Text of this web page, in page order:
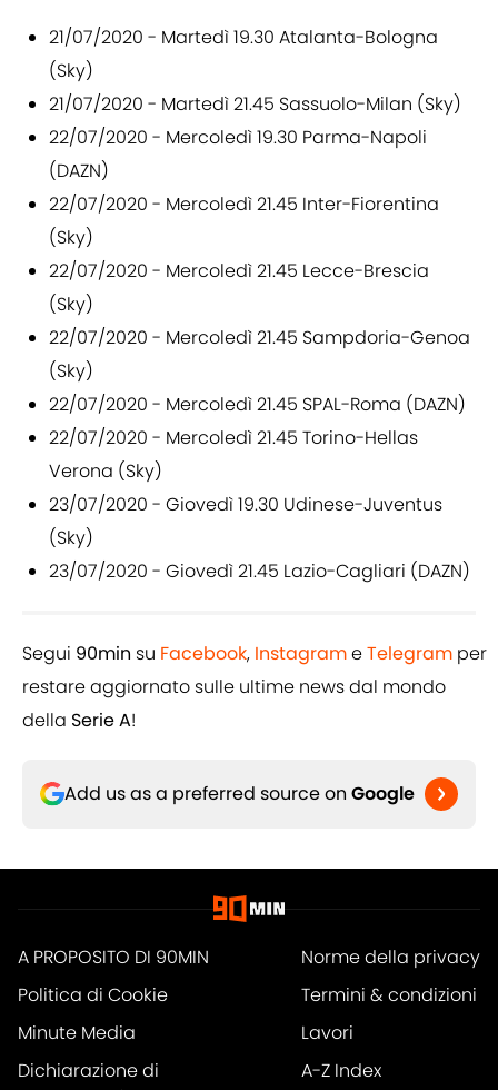
21/07/2020 - Martedì 19.30 Atalanta-Bologna
(Sky)
21/07/2020 - Martedì 21.45 Sassuolo-Milan (Sky)
22/07/2020 - Mercoledì 19.30 Parma-Napoli
(DAZN)
22/07/2020 - Mercoledì 21.45 Inter-Fiorentina
(Sky)
22/07/2020 - Mercoledì 21.45 Lecce-Brescia
(Sky)
22/07/2020 - Mercoledì 21.45 Sampdoria-Genoa
(Sky)
22/07/2020 - Mercoledì 21.45 SPAL-Roma (DAZN)
22/07/2020 - Mercoledì 21.45 Torino-Hellas
Verona (Sky)
23/07/2020 - Giovedì 19.30 Udinese-Juventus
(Sky)
23/07/2020 - Giovedì 21.45 Lazio-Cagliari (DAZN)
Segui 90min su Facebook, InstagrameTelegram per
restare aggiornato sulle ultime news dal mondo
della Serie A!
Add us as a preferred source on Google
A PROPOSITO DI 90MIN
Norme della privacy
Politica di Cookie
Termini & condizioni
Minute Media
Lavori
Dichiarazione di
A-Z Index